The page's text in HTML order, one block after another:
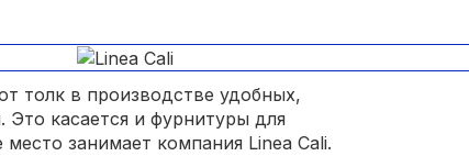
толк в производстве удобных,
Это касается и фурнитуры для
занимает компания Linea Cali.